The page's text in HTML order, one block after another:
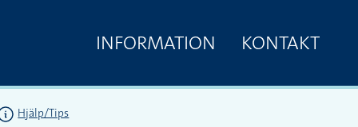
INFORMATION KONTAKT
Hjälp/Tips